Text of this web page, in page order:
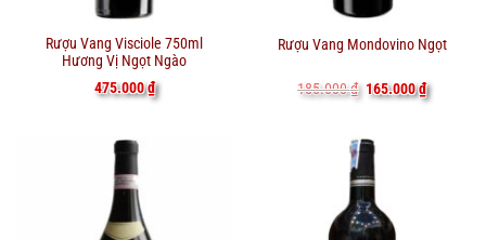
Rượu Vang Visciole 750ml
Hương Vị Ngọt Ngào
475.000₫
Rượu Vang Mondovino Ngọt
185.000₫ Giá
gốc
165.000₫Giá
hiện